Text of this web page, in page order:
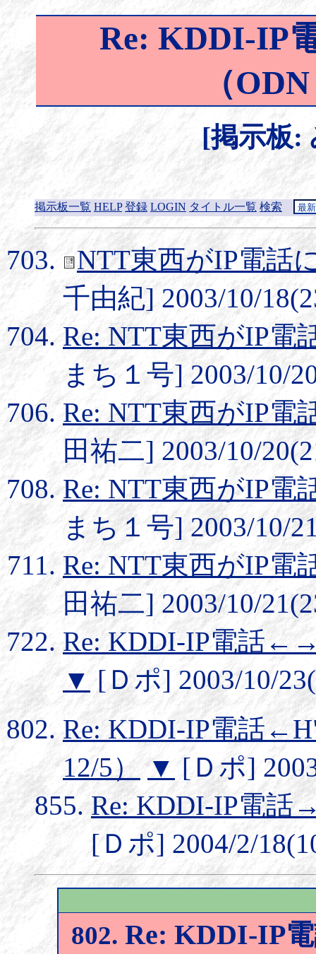
Re: KDDI-IP
（
[掲示板:
掲示板一覧 HELP 登録 LOGIN タイトル一覧 検索
NTT東西がIP電話
千由紀] 2003/10/
Re: NTT東西がIP電
まち１号] 2003/10/
Re: NTT東西がIP電
田祐二] 2003/10/
Re: NTT東西がIP電
まち１号] 2003/10/
Re: NTT東西がIP電
田祐二] 2003/10/
Re: KDDI-IP電話
▼ [Ｄポ] 2003/10/
Re: KDDI-IP電話
12/5） ▼ [Ｄポ]
Re: KDDI-IP電話
[Ｄポ] 2004/2/
802. Re: KDDI-IP